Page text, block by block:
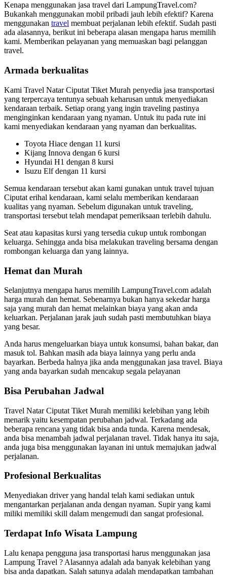
Kenapa menggunakan jasa travel dari LampungTravel.com?
Bukankah menggunakan mobil pribadi jauh lebih efektif? Karena
menggunakan travel membuat perjalanan lebih efektif. Sudah pasti
ada alasannya, berikut ini beberapa alasan mengapa harus memilih
kami. Memberikan pelayanan yang memuaskan bagi pelanggan
travel.
Armada berkualitas
Kami Travel Natar Ciputat Tiket Murah penyedia jasa transportasi
yang terpercaya tentunya sebuah keharusan untuk menyediakan
kendaraan terbaik. Setiap orang yang ingin traveling pastinya
menginginkan kendaraan yang nyaman. Untuk itu pada rute ini
kami menyediakan kendaraan yang nyaman dan berkualitas.
Toyota Hiace dengan 11 kursi
Kijang Innova dengan 6 kursi
Hyundai H1 dengan 8 kursi
Isuzu Elf dengan 11 kursi
Semua kendaraan tersebut akan kami gunakan untuk travel tujuan
Ciputat erihal kendaraan, kami selalu memberikan kendaraan
kualitas yang nyaman. Sebelum digunakan untuk traveling,
transportasi tersebut telah mendapat pemeriksaan terlebih dahulu.
Seat atau kapasitas kursi yang tersedia cukup untuk rombongan
keluarga. Sehingga anda bisa melakukan traveling bersama dengan
rombongan keluarga dan yang lainnya.
Hemat dan Murah
Selanjutnya mengapa harus memilih LampungTravel.com adalah
harga murah dan hemat. Sebenarnya bukan hanya sekedar harga
saja yang murah dan hemat melainkan biaya yang akan anda
keluarkan. Perjalanan jarak jauh sudah pasti membutuhkan biaya
yang besar.
Anda harus mengeluarkan biaya untuk konsumsi, bahan bakar, dan
masuk tol. Bahkan masih ada biaya lainnya yang perlu anda
bayarkan. Berbeda halnya jika anda menggunakan jasa travel. Biaya
yang anda bayarkan sudah mencakup segala pelayanan
Bisa Perubahan Jadwal
Travel Natar Ciputat Tiket Murah memiliki kelebihan yang lebih
menarik yaitu kesempatan perubahan jadwal. Terkadang ada
beberapa rencana yang tidak bisa anda tunda. Karena mendesak,
anda bisa menambah jadwal perjalanan travel. Tidak hanya itu saja,
anda juga bisa menggunakan layanan ini untuk memajukan jadwal
perjalanan.
Profesional Berkualitas
Menyediakan driver yang handal telah kami sediakan untuk
mengantarkan perjalanan anda dengan nyaman. Supir yang kami
miliki memiliki skill dalam mengemudi dan sangat profesional.
Terdapat Info Wisata Lampung
Lalu kenapa pengguna jasa transportasi harus menggunakan jasa
Lampung Travel ? Alasannya adalah ada banyak kelebihan yang
bisa anda dapatkan. Salah satunya adalah mendapatkan tambahan